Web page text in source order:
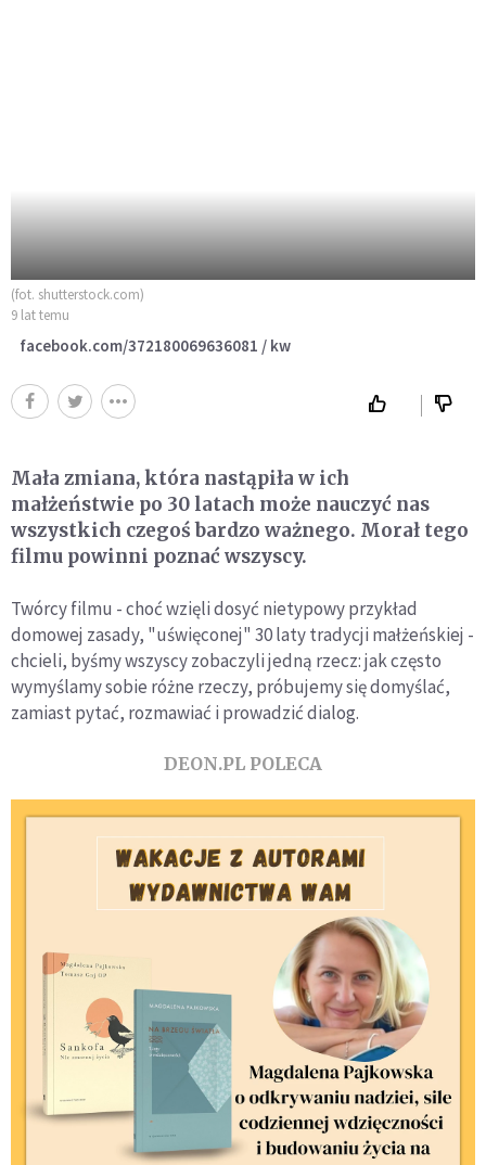
(fot. shutterstock.com)
9 lat temu
facebook.com/372180069636081 / kw
Mała zmiana, która nastąpiła w ich
małżeństwie po 30 latach może nauczyć nas
wszystkich czegoś bardzo ważnego. Morał tego
filmu powinni poznać wszyscy.
Twórcy filmu - choć wzięli dosyć nietypowy przykład
domowej zasady, "uświęconej" 30 laty tradycji małżeńskiej -
chcieli, byśmy wszyscy zobaczyli jedną rzecz: jak często
wymyślamy sobie różne rzeczy, próbujemy się domyślać,
zamiast pytać, rozmawiać i prowadzić dialog.
DEON.PL POLECA